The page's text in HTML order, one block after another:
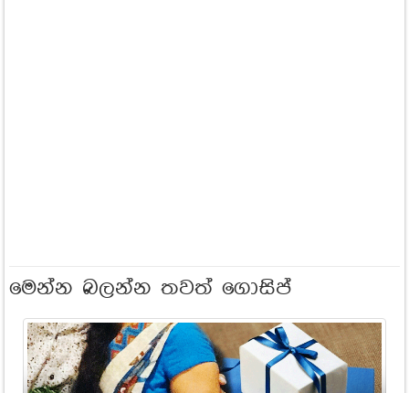
මෙන්න බලන්න තවත් ගොසිප්